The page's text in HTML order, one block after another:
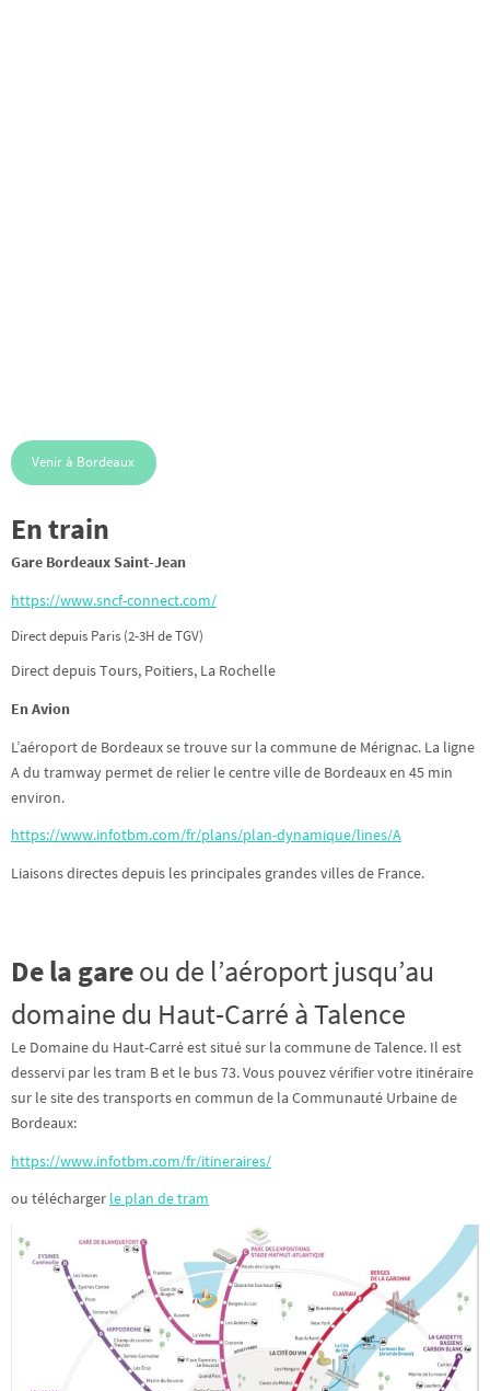
Venir à Bordeaux
En train
Gare Bordeaux Saint-Jean
https://www.sncf-connect.com/
Direct depuis Paris (2-3H de TGV)
Direct depuis Tours, Poitiers, La Rochelle
En Avion
L’aéroport de Bordeaux se trouve sur la commune de Mérignac. La ligne
A du tramway permet de relier le centre ville de Bordeaux en 45 min
environ.
https://www.infotbm.com/fr/plans/plan-dynamique/lines/A
Liaisons directes depuis les principales grandes villes de France.
De la gareou de l’aéroport jusqu’au
domaine du Haut-Carré à Talence
Le Domaine du Haut-Carré est situé sur la commune de Talence. Il est
desservi par les tram B et le bus 73. Vous pouvez vérifier votre itinéraire
sur le site des transports en commun de la Communauté Urbaine de
Bordeaux:
https://www.infotbm.com/fr/itineraires/
ou télécharger le plan de tram